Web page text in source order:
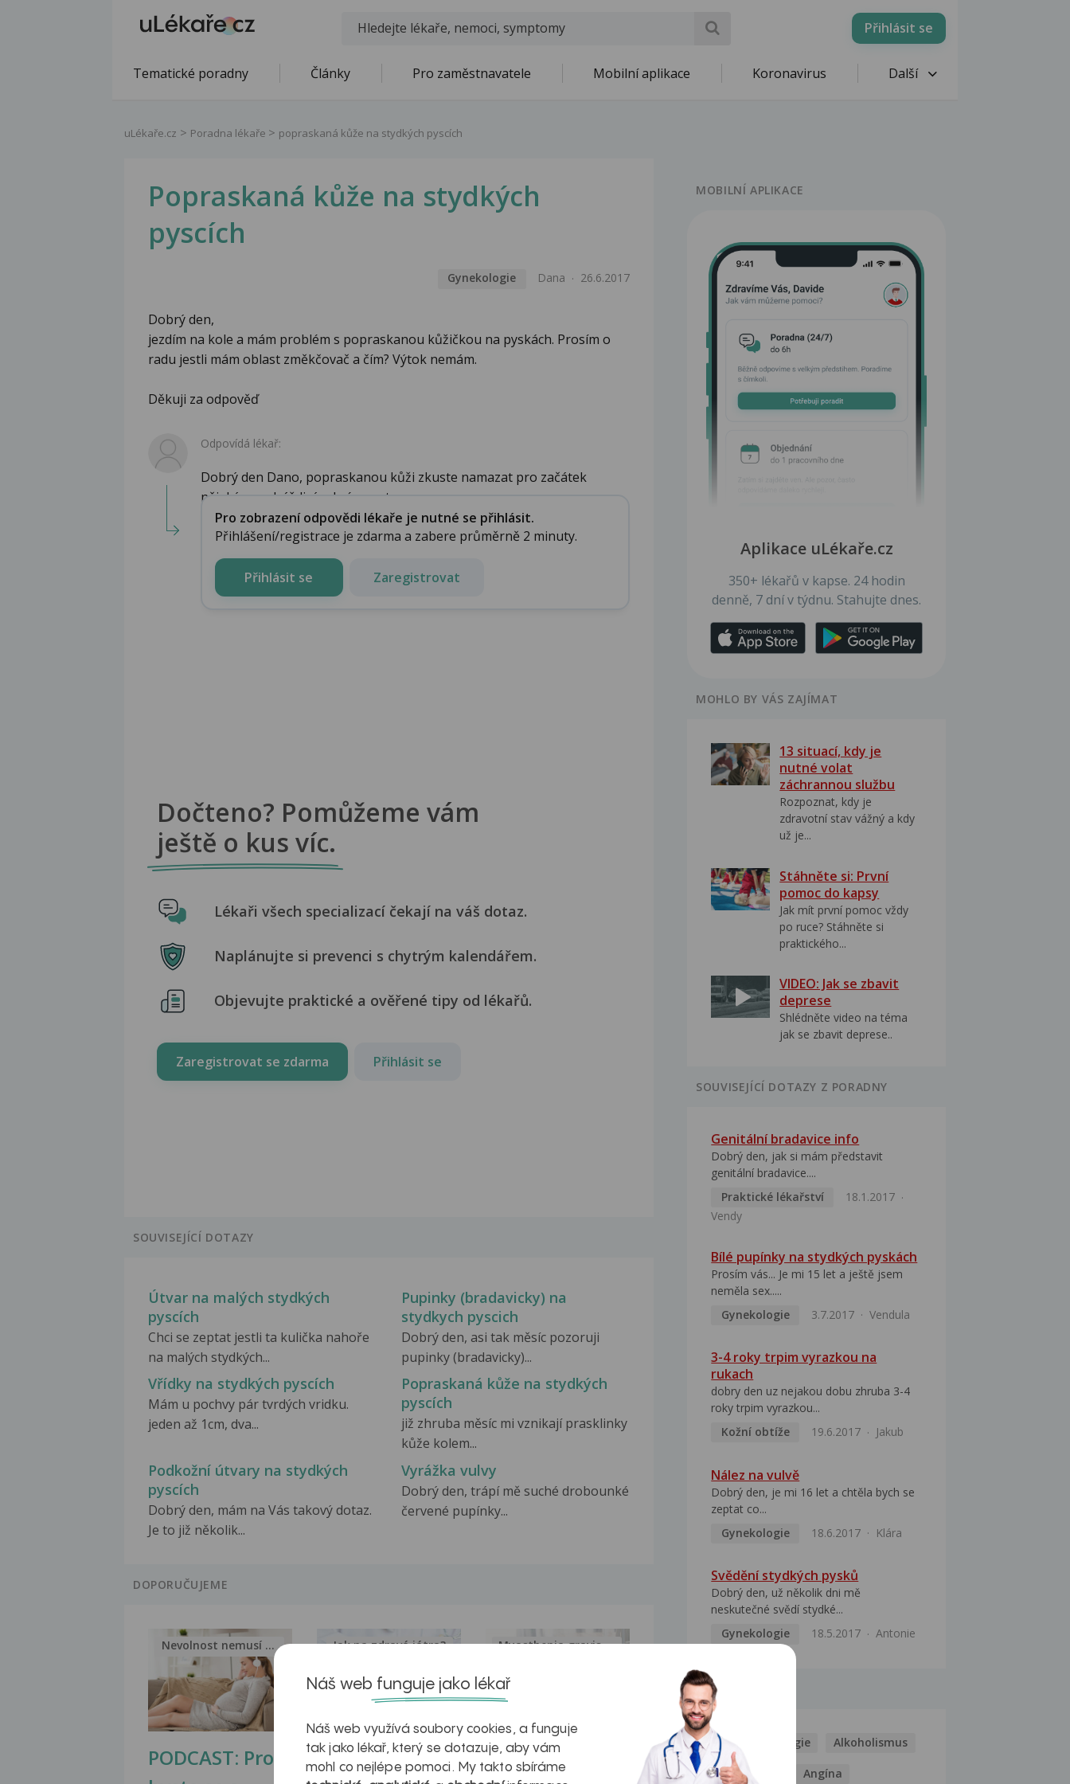
Přihlásit se
Tematické poradny Články Pro zaměstnavatele Mobilní aplikace Koronavirus Další
uLékaře.cz Poradna lékaře popraskaná kůže na stydkých pyscích
Popraskaná kůže na stydkých
pyscích
Gynekologie Dana 26.6.2017
Dobrý den,
jezdím na kole a mám problém s popraskanou kůžičkou na pyskách. Prosím o
radu jestli mám oblast změkčovač a čím? Výtok nemám.
Děkuji za odpověď
Odpovídá lékař:
Dobrý den Dano, popraskanou kůži zkuste namazat pro začátek
nějakým nedráždivým krémem ty...
Pro zobrazení odpovědi lékaře je nutné se přihlásit.
Přihlášení/registrace je zdarma a zabere průměrně 2 minuty.
Přihlásit se Zaregistrovat
Dočteno? Pomůžeme vám
ještě o kus víc.
Lékaři všech specializací čekají na váš dotaz.
Naplánujte si prevenci s chytrým kalendářem.
Objevujte praktické a ověřené tipy od lékařů.
Zaregistrovat se zdarma Přihlásit se
SOUVISEJÍCÍ DOTAZY
Útvar na malých stydkých
pyscích
Chci se zeptat jestli ta kulička nahoře
na malých stydkých...
Pupinky (bradavicky) na
stydkych pyscich
Dobrý den, asi tak měsíc pozoruji
pupinky (bradavicky)...
Vřídky na stydkých pyscích
Mám u pochvy pár tvrdých vridku.
jeden až 1cm, dva...
Popraskaná kůže na stydkých
pyscích
již zhruba měsíc mi vznikají prasklinky
kůže kolem...
Podkožní útvary na stydkých
pyscích
Dobrý den, mám na Vás takový dotaz.
Je to již několik...
Vyrážka vulvy
Dobrý den, trápí mě suché drobounké
červené pupínky...
DOPORUČUJEME
PODCAST: Proč
Nevolnost nemusí být nutnou...
Ztukovatění
Jak na zdravá játra?
Inovativní
Myasthenia gravis – vše, co...
MOBILNÍ APLIKACE
Aplikace uLékaře.cz
350+ lékařů v kapse. 24 hodin
denně, 7 dní v týdnu. Stahujte dnes.
MOHLO BY VÁS ZAJÍMAT
13 situací, kdy je
nutné volat
záchrannou službu
Rozpoznat, kdy je
zdravotní stav vážný a kdy
už je...
Stáhněte si: První
pomoc do kapsy
Jak mít první pomoc vždy
po ruce? Stáhněte si
praktického...
VIDEO: Jak se zbavit
deprese
Shlédněte video na téma
jak se zbavit deprese..
SOUVISEJÍCÍ DOTAZY Z PORADNY
Genitální bradavice info
Dobrý den, jak si mám představit
genitální bradavice....
Praktické lékařství
18.1.2017
Vendy
Bílé pupínky na stydkých pyskách
Prosím vás... Je mi 15 let a ještě jsem
neměla sex.....
Gynekologie
3.7.2017 Vendula
3-4 roky trpim vyrazkou na
rukach
dobry den uz nejakou dobu zhruba 3-4
roky trpim vyrazkou...
Kožní obtíže
19.6.2017 Jakub
Nález na vulvě
Dobrý den, je mi 16 let a chtěla bych se
zeptat co...
Gynekologie
18.6.2017 Klára
Svědění stydkých pysků
Dobrý den, už několik dni mě
neskutečné svědí stydké...
Gynekologie
18.5.2017 Antonie
NEMOCI
Kašel Alergie Alkoholismus
Analgetika Angína
Náš web funguje jako lékař
Náš web využívá soubory cookies, a funguje
tak jako lékař, který se dotazuje, aby vám
mohl co nejlépe pomoci. My takto sbíráme